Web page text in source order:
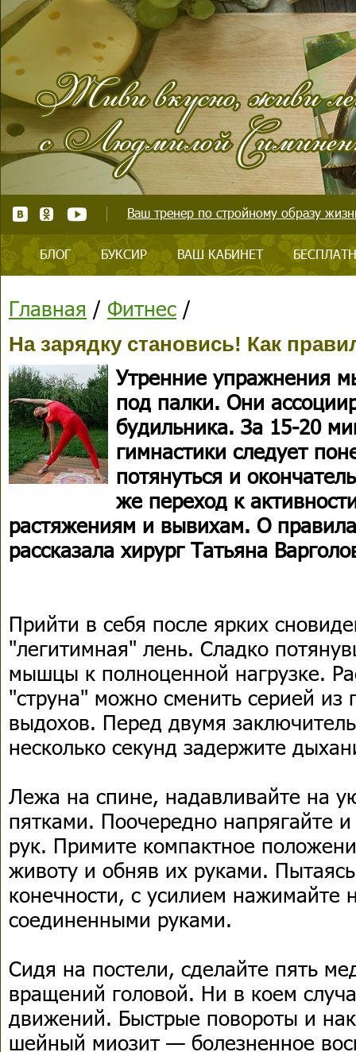
Ваш тренер по стройному образу
БЛОГ БУКСИР ВАШ КАБИНЕТ
Главная / Фитнес /
На зарядку становись! Как
Утренние упражнения
под палки. Они
будильника. За 15-20
гимнастики следует
потянуться и
же переход к
растяжениям и вывихам. О
рассказала хирург Татьяна
Прийти в себя после ярких
"легитимная" лень. Сладко
мышцы к полноценной нагрузке.
"струна" можно сменить серией из
выдохов. Перед двумя
несколько секунд задержите
Лежа на спине, надавливайте на
пятками. Поочередно напрягайте
рук. Примите компактное
животу и обняв их руками.
конечности, с усилием нажимайте
соединенными руками.
Сидя на постели, сделайте пять
вращений головой. Ни в коем
движений. Быстрые повороты и
шейный миозит — болезненное